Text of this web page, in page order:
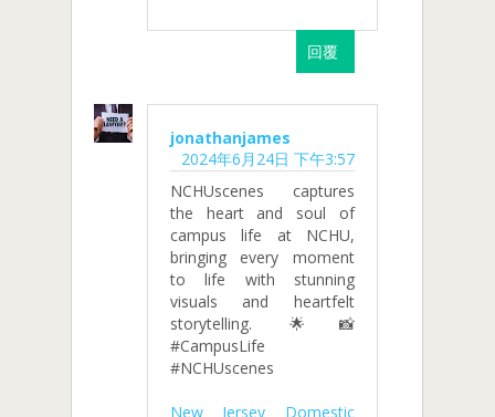
回覆
jonathanjames
2024年6月24日 下午3:57
NCHUscenes captures
the heart and soul of
campus life at NCHU,
bringing every moment
to life with stunning
visuals and heartfelt
storytelling. 🌟📸
#CampusLife
#NCHUscenes
New Jersey Domestic